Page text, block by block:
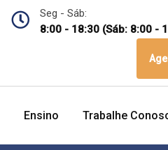
Seg - Sáb:
8:00 - 18:30 (Sáb: 8:00 -
Ensino Trabalhe